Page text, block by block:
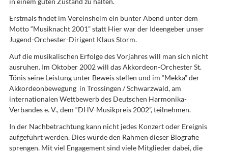
Erstmals findet im Vereinsheim ein bunter Abend unter dem
Motto “Musiknacht 2001” statt Hier war der Ideengeber unser
Jugend-Orchester-Dirigent Klaus Storm.
Auf die musikalischen Erfolge des Vorjahres will man sich nicht
ausruhen. Im Oktober 2002 will das Akkordeon-Orchester St.
Tönis seine Leistung unter Beweis stellen und im “Mekka” der
Akkordeonbewegung in Trossingen / Schwarzwald, am
internationalen Wettbewerb des Deutschen Harmonika-
Verbandes e. V., dem “DHV-Musikpreis 2002”, teilnehmen.
In der Nachbetrachtung kann nicht jedes Konzert oder Ereignis
aufgeführt werden. Dies würde den Rahmen dieser Biografie
sprengen. Mit viel Engagement sind viele Mitglieder dabei, die